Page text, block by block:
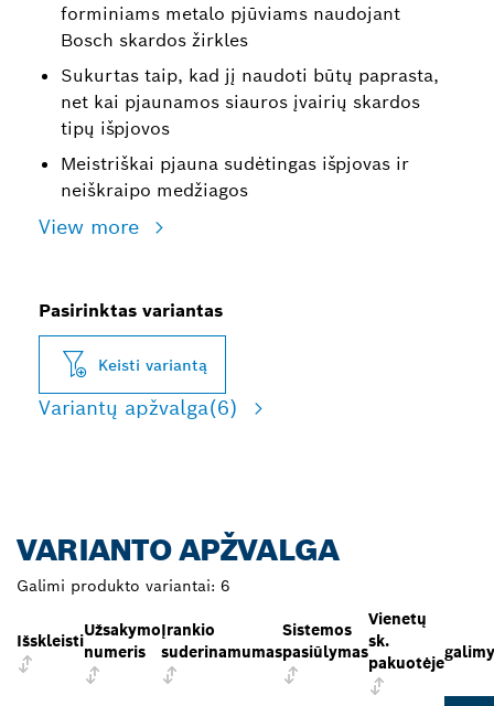
forminiams metalo pjūviams naudojant
Bosch skardos žirkles
Sukurtas taip, kad jį naudoti būtų paprasta,
net kai pjaunamos siauros įvairių skardos
tipų išpjovos
Meistriškai pjauna sudėtingas išpjovas ir
neiškraipo medžiagos
View more
Pasirinktas variantas
Keisti variantą
Variantų apžvalga(6)
VARIANTO APŽVALGA
Galimi produkto variantai: 6
Išskleisti
Užsakymo
numeris
Įrankio
suderinamumas
Sistemos
pasiūlymas
Vienetų
sk.
pakuotėje